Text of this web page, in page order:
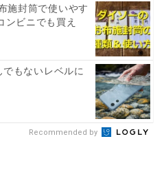
施封筒で使いやす
ンビニでも買え
もないレベルに
Recommended by